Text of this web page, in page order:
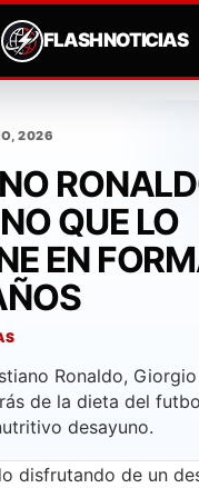
FLASH NOTICIAS
2026
QUE LO
EN
Ronaldo,
de la dieta del
desayuno.